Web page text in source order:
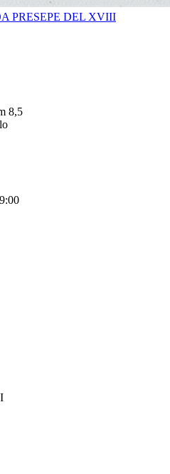
PRESEPE DEL XVIII
8,5